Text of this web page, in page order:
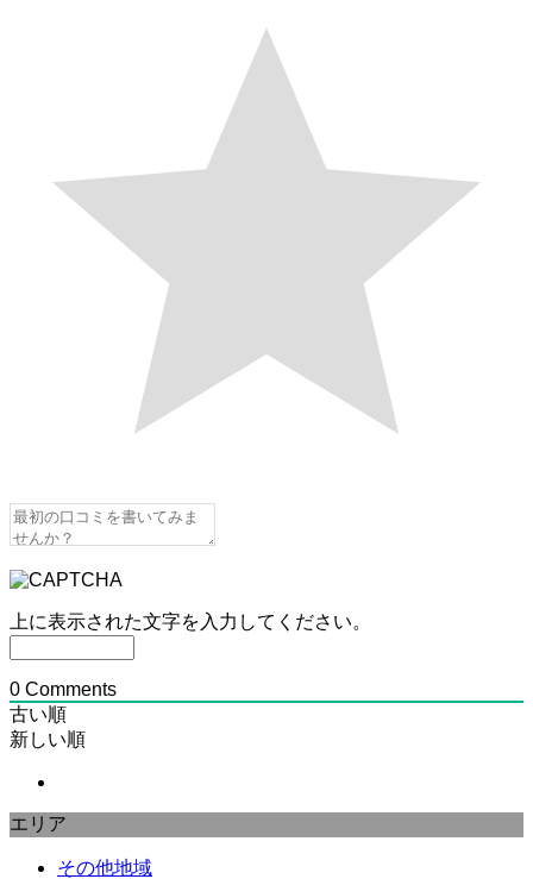
上に表示された文字を入力してください。
0 Comments
古い順
新しい順
エリア
その他地域